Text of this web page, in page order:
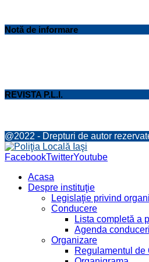
Notă de informare
REVISTA P.L.I.
@2022 - Drepturi de autor
FacebookTwitterYoutube
Acasa
Despre instituţie
Legislaţie privind
Conducere
Lista completă a
Agenda
Organizare
Regulamentul de